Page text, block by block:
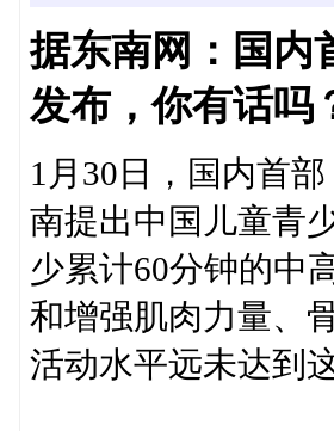
据东南网：国内
发布，你有话吗
1月30日，国内首
南提出中国儿童青
少累计60分钟的中
和增强肌肉力量、
活动水平远未达到